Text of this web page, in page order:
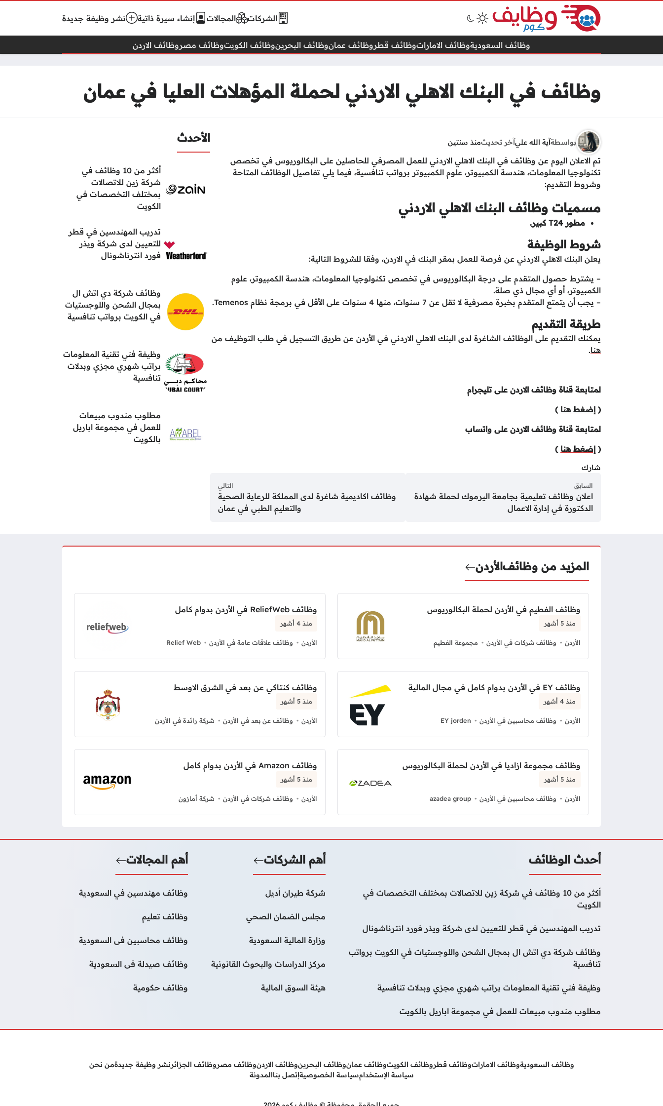
الشركات المجالات إنشاء سيرة ذاتية نشر وظيفة جديدة
وظائف السعوديةوظائف الاماراتوظائف قطروظائف عمانوظائف البحرينوظائف الكويتوظائف مصروظائف الاردن
وظائف في البنك الاهلي الاردني لحملة المؤهلات العليا في عمان
الأحدث
أكثر من 10 وظائف في
شركة زين للاتصالات
بمختلف التخصصات في
الكويت
تدريب المهندسين في قطر
للتعيين لدى شركة ويذر
فورد انترناشونال
وظائف شركة دي اتش ال
بمجال الشحن واللوجستيات
في الكويت برواتب تنافسية
وظيفة فني تقنية المعلومات
براتب شهري مجزي وبدلات
تنافسية
مطلوب مندوب مبيعات
للعمل في مجموعة اباريل
بالكويت
بواسطةآية الله عليآخر تحديثمنذ سنتين
تم الاعلان اليوم عن وظائف في البنك الاهلي الاردني للعمل المصرفي للحاصلين على البكالوريوس في تخصص
تكنولوجيا المعلومات، هندسة الكمبيوتر، علوم الكمبيوتر برواتب تنافسية، فيما يلي تفاصيل الوظائف المتاحة
وشروط التقديم:
مسميات وظائف البنك الاهلي الاردني
مطور T24 كبير.
شروط الوظيفة
يعلن البنك الاهلي الاردني عن فرصة للعمل بمقر البنك في الاردن، وفقا للشروط التالية:
– يشترط حصول المتقدم على درجة البكالوريوس في تخصص تكنولوجيا المعلومات، هندسة الكمبيوتر، علوم
الكمبيوتر، أو أي مجال ذي صلة.
– يجب أن يتمتع المتقدم بخبرة مصرفية لا تقل عن 7 سنوات، منها 4 سنوات على الأقل في برمجة نظام Temenos.
طريقة التقديم
يمكنك التقديم على الوظائف الشاغرة لدى البنك الاهلي الاردني في الأردن عن طريق التسجيل في طلب التوظيف من
هنا.
لمتابعة قناة وظائف الاردن على تليجرام
( إضغط هنا )
لمتابعة قناة وظائف الاردن على واتساب
( إضغط هنا )
شارك
السابق
اعلان وظائف تعليمية بجامعة اليرموك لحملة شهادة
الدكتورة في إدارة الاعمال
التالي
وظائف اكاديمية شاغرة لدى المملكة للرعاية الصحية
والتعليم الطبي في عمان
المزيد من وظائفالأردن
وظائف الفطيم في الأردن لحملة البكالوريوس
منذ 5 أشهر
الأردن وظائف شركات في الأردن مجموعة الفطيم
وظائف ReliefWeb في الأردن بدوام كامل
منذ 4 أشهر
الأردن وظائف علاقات عامة في الأردن Relief Web
وظائف EY في الأردن بدوام كامل في مجال المالية
منذ 4 أشهر
الأردن وظائف محاسبين في الأردن EY jorden
وظائف كنتاكي عن بعد في الشرق الاوسط
منذ 5 أشهر
الأردن وظائف عن بعد في الأردن شركة رائدة في الأردن
وظائف مجموعة ازاديا في الأردن لحملة البكالوريوس
منذ 5 أشهر
الأردن وظائف محاسبين في الأردن azadea group
وظائف Amazon في الأردن بدوام كامل
منذ 5 أشهر
الأردن وظائف شركات في الأردن شركة أمازون
أحدث الوظائف
أكثر من 10 وظائف في شركة زين للاتصالات بمختلف التخصصات في
الكويت
تدريب المهندسين في قطر للتعيين لدى شركة ويذر فورد انترناشونال
وظائف شركة دي اتش ال بمجال الشحن واللوجستيات في الكويت برواتب
تنافسية
وظيفة فني تقنية المعلومات براتب شهري مجزي وبدلات تنافسية
مطلوب مندوب مبيعات للعمل في مجموعة اباريل بالكويت
أهم الشركات
شركة طيران أديل
مجلس الضمان الصحي
وزارة المالية السعودية
مركز الدراسات والبحوث القانونية
هيئة السوق المالية
أهم المجالات
وظائف مهندسين في السعودية
وظائف تعليم
وظائف محاسبين فى السعودية
وظائف صيدلة فى السعودية
وظائف حكومية
وظائف السعوديةوظائف الاماراتوظائف قطروظائف الكويتوظائف عمانوظائف البحرينوظائف الاردنوظائف مصروظائف الجزائرنشر وظيفة جديدةمن نحن
سياسة الإستخدامسياسة الخصوصيةإتصل بناالمدونة